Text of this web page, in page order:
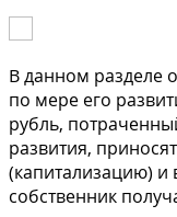
В данном разделе
по мере его
рубль,
развития,
(капитализацию)
собственник